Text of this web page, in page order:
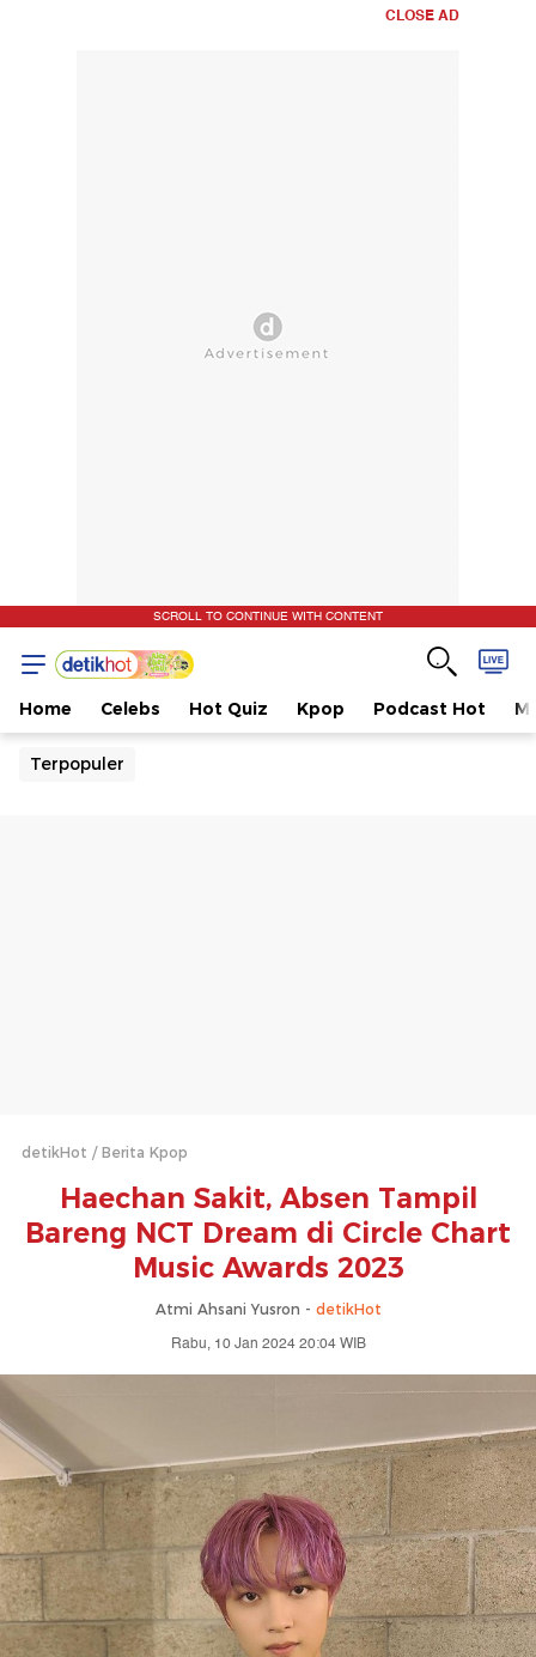
CLOSE AD
SCROLL TO CONTINUE WITH CONTENT
Home Celebs Hot Quiz Kpop Podcast Hot
Terpopuler
detikHot Berita Kpop
Haechan Sakit, Absen Tampil
Bareng NCT Dream di Circle Chart
Music Awards 2023
Atmi Ahsani Yusron - detikHot
Rabu, 10 Jan 2024 20:04 WIB